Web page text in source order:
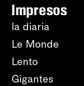
Impresos
la diaria
Le Monde
Lento
Gigantes